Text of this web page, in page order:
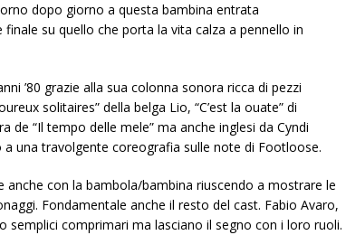
dopo giorno a questa bambina entrata
su quello che porta la vita calza a pennello in
’80 grazie alla sua colonna sonora ricca di pezzi
solitaires” della belga Lio, “C’est la ouate” di
de “Il tempo delle mele” ma anche inglesi da Cyndi
una travolgente coreografia sulle note di Footloose.
con la bambola/bambina riuscendo a mostrare le
Fondamentale anche il resto del cast. Fabio Avaro,
semplici comprimari ma lasciano il segno con i loro ruoli.